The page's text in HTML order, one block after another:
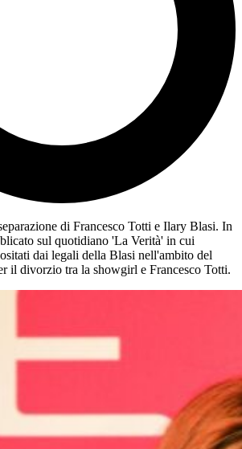
di Francesco Totti e Ilary Blasi. In
sul quotidiano 'La Verità' in cui
dai legali della Blasi nell'ambito del
il divorzio tra la showgirl e Francesco Totti.